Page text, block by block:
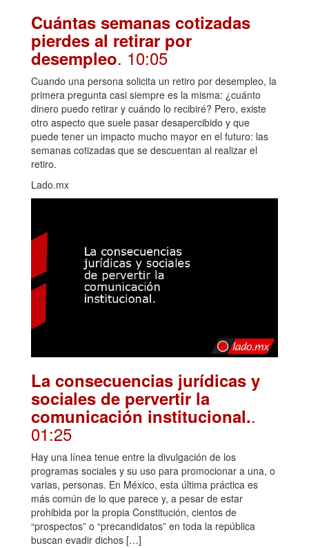
Cuántas semanas cotizadas
pierdes al retirar por
desempleo. 10:05
Cuando una persona solicita un retiro por desempleo, la
primera pregunta casi siempre es la misma: ¿cuánto
dinero puedo retirar y cuándo lo recibiré? Pero, existe
otro aspecto que suele pasar desapercibido y que
puede tener un impacto mucho mayor en el futuro: las
semanas cotizadas que se descuentan al realizar el
retiro.
Lado.mx
La consecuencias jurídicas y
sociales de pervertir la
comunicación institucional..
01:25
Hay una línea tenue entre la divulgación de los
programas sociales y su uso para promocionar a una, o
varias, personas. En México, esta última práctica es
más común de lo que parece y, a pesar de estar
prohibida por la propia Constitución, cientos de
“prospectos” o “precandidatos” en toda la república
buscan evadir dichos […]